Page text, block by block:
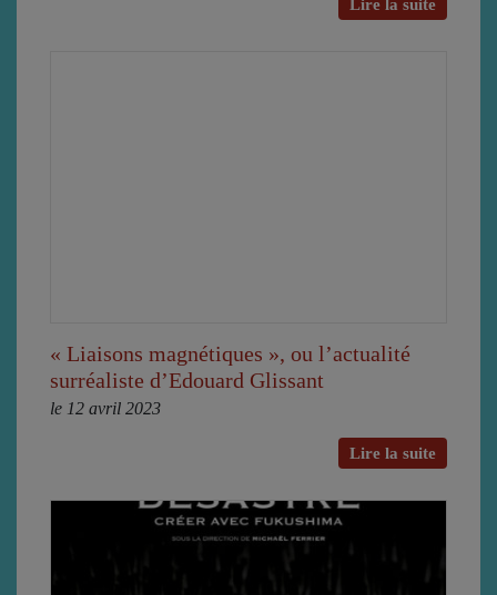
Lire la suite
« Liaisons magnétiques », ou l’actualité
surréaliste d’Edouard Glissant
le 12 avril 2023
Lire la suite